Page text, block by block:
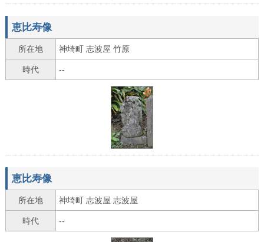
恵比寿像
所在地 神埼町 志波屋 竹原
時代 --
恵比寿像
所在地 神埼町 志波屋 志波屋
時代 --